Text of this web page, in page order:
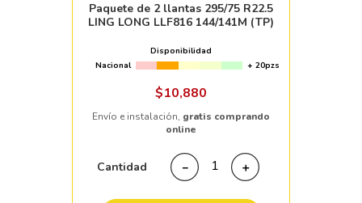
Paquete de 2 llantas 295/75 R22.5
LING LONG LLF816 144/141M (TP)
Disponibilidad
Nacional
+ 20pzs
$10,880
Envío e instalación, gratis comprando
online
Cantidad ＋
－